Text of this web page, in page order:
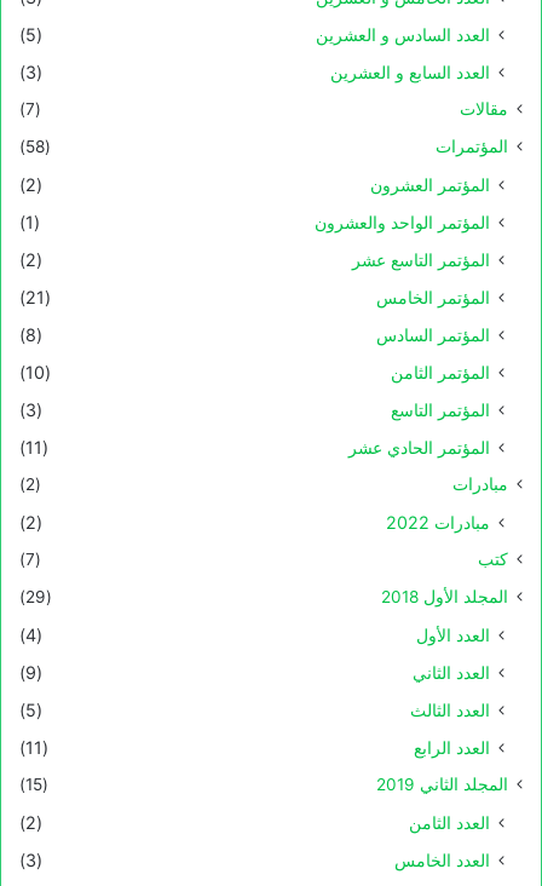
العدد السادس و العشرين
(5)
العدد السابع و العشرين
(3)
مقالات
(7)
المؤتمرات
(58)
المؤتمر العشرون
(2)
المؤتمر الواحد والعشرون
(1)
المؤتمر التاسع عشر
(2)
المؤتمر الخامس
(21)
المؤتمر السادس
(8)
المؤتمر الثامن
(10)
المؤتمر التاسع
(3)
المؤتمر الحادي عشر
(11)
مبادرات (2)
مبادرات 2022 (2)
كتب
(7)
المجلد الأول 2018
(29)
العدد الأول
(4)
العدد الثاني
(9)
العدد الثالث
(5)
العدد الرابع
(11)
المجلد الثاني 2019 (15)
العدد الثامن
(2)
العدد الخامس
(3)